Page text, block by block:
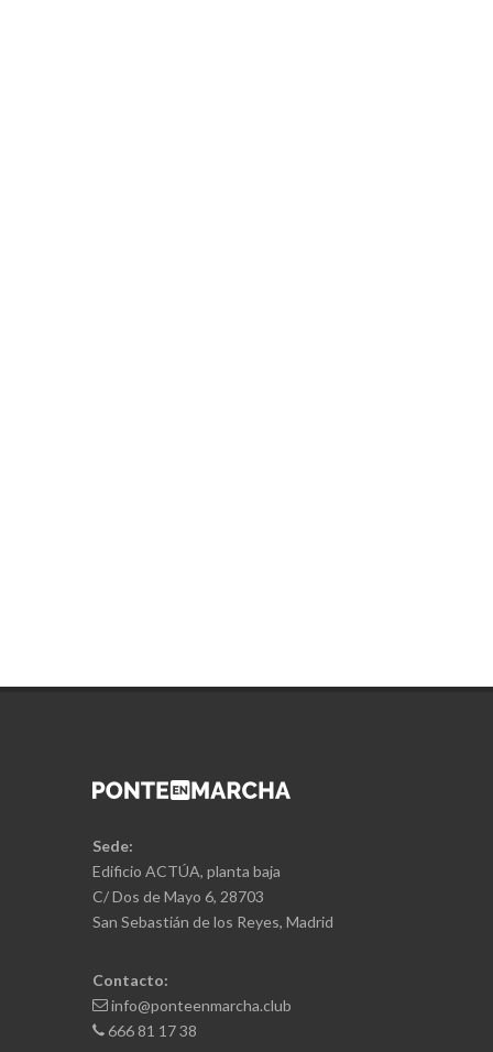
Sede:
Edificio ACTÚA, planta baja
C/ Dos de Mayo 6, 28703
San Sebastián de los Reyes, Madrid
Contacto:
info@ponteenmarcha.club
666 81 17 38